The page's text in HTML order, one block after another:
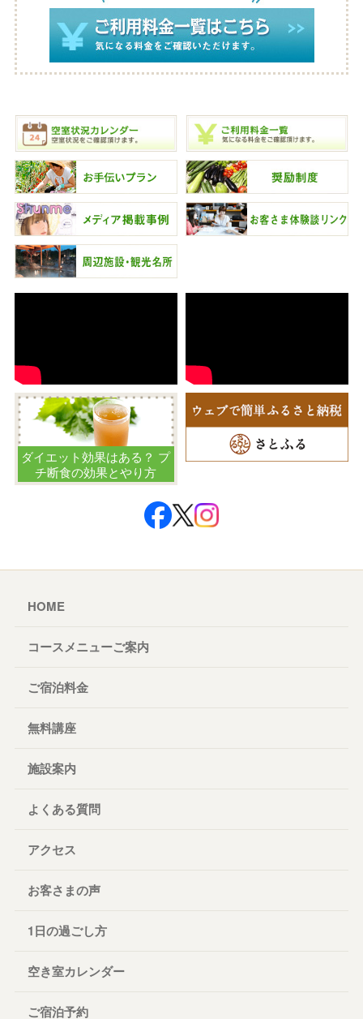
ダイエット効果はある？ プ
チ断食の効果とやり方
HOME
コースメニューご案内
ご宿泊料金
無料講座
施設案内
よくある質問
アクセス
お客さまの声
1日の過ごし方
空き室カレンダー
ご宿泊予約